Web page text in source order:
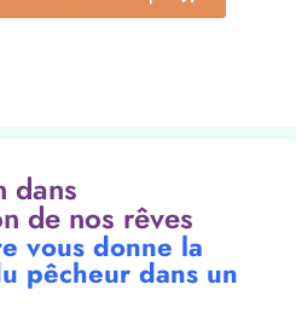
dans
de nos rêves
vous donne la
pêcheur dans un